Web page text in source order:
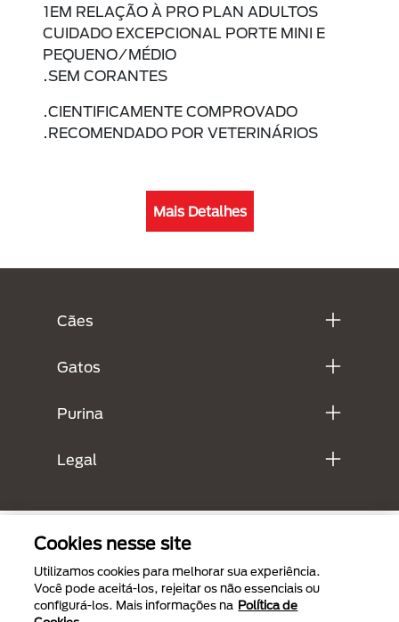
1EM RELAÇÃO À PRO PLAN ADULTOS
CUIDADO EXCEPCIONAL PORTE MINI E
PEQUENO/MÉDIO
.SEM CORANTES
.CIENTIFICAMENTE COMPROVADO
.RECOMENDADO POR VETERINÁRIOS
Mais Detalhes
Cães
Gatos
Purina
Legal
Cookies nesse site
Utilizamos cookies para melhorar sua experiência.
Você pode aceitá-los, rejeitar os não essenciais ou
configurá-los. Mais informações na Política de